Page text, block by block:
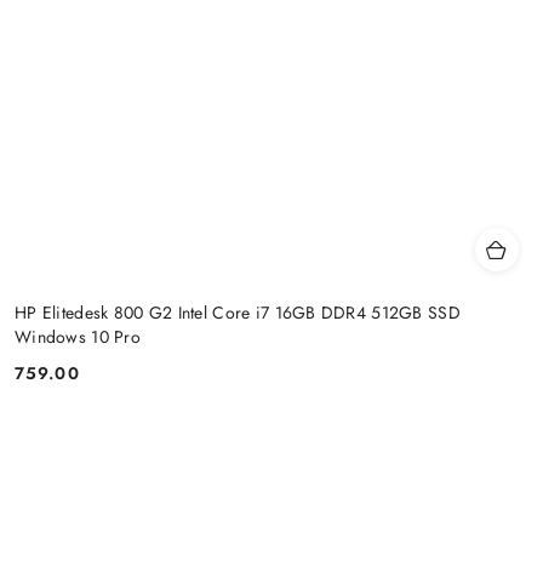
HP Elitedesk 800 G2 Intel Core i7 16GB DDR4 512GB SSD
Windows 10 Pro
Price:
759.00